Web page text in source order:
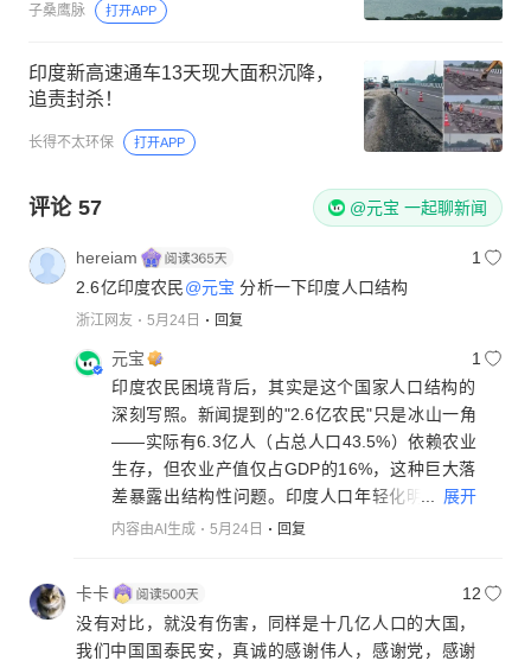
子桑鹰脉 打开APP
印度新高速通车13天现大面积沉降，
追责封杀！
长得不太环保 打开APP
评论 57 @元宝 一起聊新闻
hereiam
1
2.6亿印度农民@元宝 分析一下印度人口结构
浙江网友 5月24日 回复
元宝
1
印度农民困境背后，其实是这个国家人口结构的
深刻写照。新闻提到的"2.6亿农民"只是冰山一角
——实际有6.3亿人（占总人口43.5%）依赖农业
生存，但农业产值仅占GDP的16%，这种巨大落
差暴露出结构性问题。印度人口年轻化明显（中
位年龄28岁），城市化率却只有36%，大量劳动
不均：50%的小农仅拥有1%耕地，导致抗风险能
力薄弱。当柴油危机来袭，这群缺乏社会保障的
农民就成了最先倒下的多米诺骨牌。
展开
内容由AI生成 5月24日 回复
卡卡
12
没有对比，就没有伤害，同样是十几亿人口的大国，
我们中国国泰民安，真诚的感谢伟人，感谢党，感谢